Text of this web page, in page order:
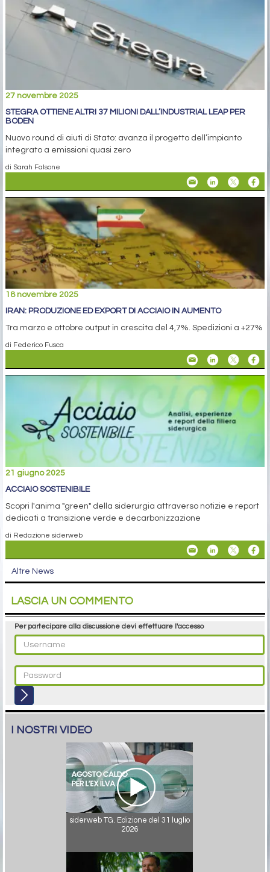
27 novembre 2025
STEGRA OTTIENE ALTRI 37 MILIONI DALL’INDUSTRIAL LEAP PER
BODEN
Nuovo round di aiuti di Stato: avanza il progetto dell’impianto
integrato a emissioni quasi zero
di Sarah Falsone
18 novembre 2025
IRAN: PRODUZIONE ED EXPORT DI ACCIAIO IN AUMENTO
Tra marzo e ottobre output in crescita del 4,7%. Spedizioni a +27%
di Federico Fusca
21 giugno 2025
ACCIAIO SOSTENIBILE
Scopri l'anima "green" della siderurgia attraverso notizie e report
dedicati a transizione verde e decarbonizzazione
di Redazione siderweb
Altre News
LASCIA UN COMMENTO
Per partecipare alla discussione devi effettuare l'accesso
I NOSTRI VIDEO
siderweb TG. Edizione del 31 luglio
2026